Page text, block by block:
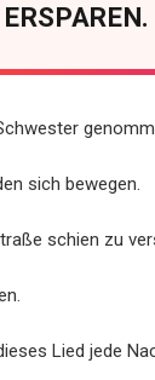
ERSPAREN.
sich bewegen.
schien zu
Lied jede